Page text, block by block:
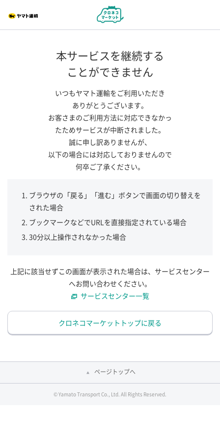
本サービスを継続する
ことができません
いつもヤマト運輸をご利用いただき
ありがとうございます。
お客さまのご利用方法に対応できなかっ
たためサービスが中断されました。
誠に申し訳ありませんが、
以下の場合には対応しておりませんので
何卒ご了承ください。
ブラウザの「戻る」「進む」ボタンで画面の切り替えを
された場合
ブックマークなどでURLを直接指定されている場合
30分以上操作されなかった場合
上記に該当せずこの画面が表示された場合は、サービスセンター
へお問い合わせください。
サービスセンター一覧
クロネコマーケットトップに戻る
ページトップへ
© Yamato Transport Co., Ltd. All Rights Reserved.